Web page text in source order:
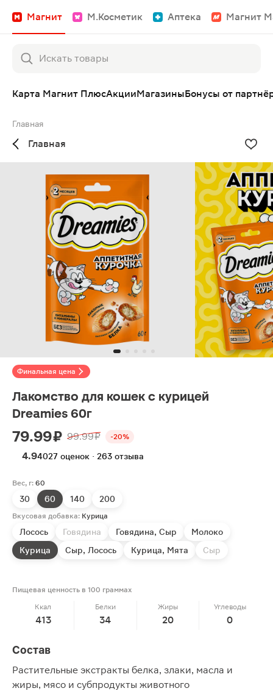
Магнит М.Косметик Аптека Магнит
Карта Магнит ПлюсАкцииМагазиныБонусы от
Главная
Главная
Финальная цена
Лакомство для кошек с курицей
Dreamies 60г
79.99 ₽ 99.99 ₽ -20%
4.94027 оценок · 263 отзыва
Вес, г: 60
30 60 140 200
Вкусовая добавка: Курица
Лосось Говядина Говядина, Сыр
Молоко
Курица
Сыр, Лосось Курица, Мята Сыр
Пищевая ценность в 100 граммах
Ккал
413
Белки
34
Жиры
20
Углеводы
0
Состав
Растительные экстракты белка, злаки, масла и
жиры, мясо и субпродукты животного